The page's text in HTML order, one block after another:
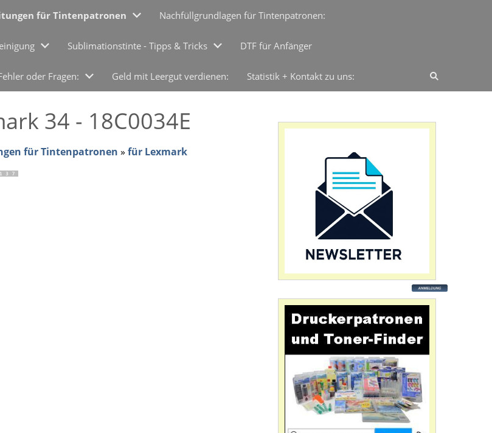
für Tintenpatronen Nachfüllgrundlagen für Tintenpatronen:
Sublimationstinte - Tipps & Tricks DTF für Anfänger
oder Fragen: Geld mit Leergut verdienen: Statistik + Kontakt zu uns:
34 - 18C0034E
für Tintenpatronen » für Lexmark